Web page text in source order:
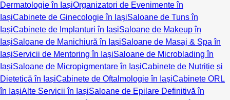
Dermatologie în IașiOrganizatori de Evenimente în
IașiCabinete de Ginecologie în IașiSaloane de Tuns în
IașiCabinete de Implanturi în IașiSaloane de Makeup în
IașiSaloane de Manichiură în IașiSaloane de Masaj & Spa în
IașiServicii de Mentoring în IașiSaloane de Microblading în
IașiSaloane de Micropigmentare în IașiCabinete de Nutriție și
Dietetică în IașiCabinete de Oftalmologie în IașiCabinete ORL
în IașiAlte Servicii în IașiSaloane de Epilare Definitivă în